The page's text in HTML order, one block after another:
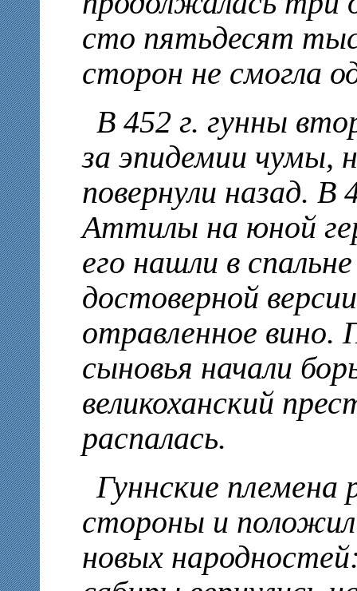
сто пятьдесят
сторон не смогла
В 452 г. гунны
за эпидемии чумы,
повернули назад.
Аттилы на юной
его нашли в
достоверной
отравленное вино.
сыновья начали
великоханский
распалась.
Гуннские племена
стороны и
новых